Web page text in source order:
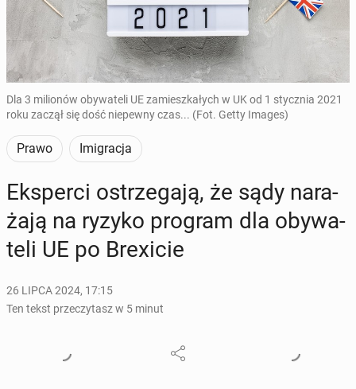
Dla 3 milionów obywateli UE zamieszkałych w UK od 1 stycznia 2021
roku zaczął się dość niepewny czas... (Fot. Getty Images)
Prawo Imigracja
Eks­per­ci ostrze­ga­ją, że sądy na­ra­
ża­ją na ryzyko program dla oby­wa­
te­li UE po Bre­xi­cie
26 LIPCA 2024, 17:15
Ten tekst przeczytasz w 5 minut